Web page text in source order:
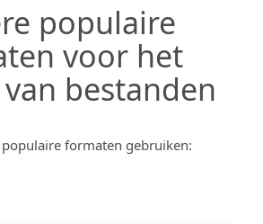
populaire
voor het
bestanden
formaten gebruiken: